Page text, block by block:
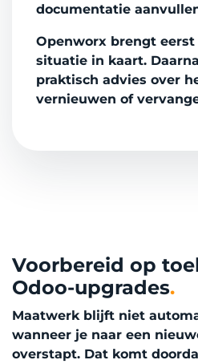
documentatie
Openworx brengt eerst
situatie in kaart.
praktisch advies over
vernieuwen of
Voorbereid op
Odoo-upgrades.
Maatwerk blijft niet
wanneer je naar een
overstapt. Dat komt